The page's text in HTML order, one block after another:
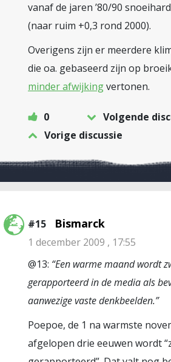
vanaf de jaren ’80/90
(naar ruim +0,3 rond 2000).
Overigens zijn er meerdere
die oa. gebaseerd zijn op
minder afwijkingvertonen.
0
Volgende
Vorige discussie
#15 Bismarck
1 december 2009 , 17:55
@13: “Een warme maand wordt
gerapporteerd in de media als
aanwezige vaste denkbeelden.”
Poepoe, de 1 na warmste
afgelopen drie eeuwen wordt